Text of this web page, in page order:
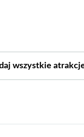
wszystkie